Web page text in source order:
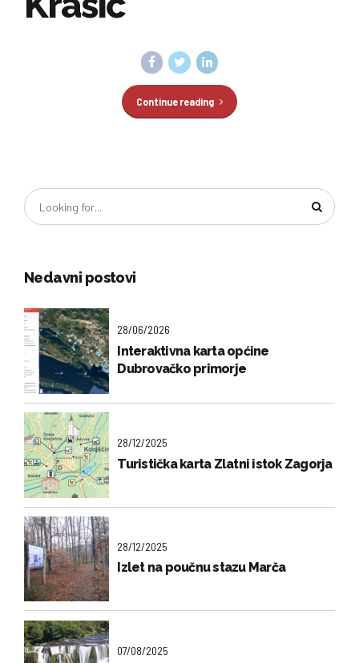
Continue reading
Nedavni postovi
28/06/2026
Interaktivna karta općine
Dubrovačko primorje
28/12/2025
Turistička karta Zlatni istok Zagorja
28/12/2025
Izlet na poučnu stazu Marča
07/08/2025